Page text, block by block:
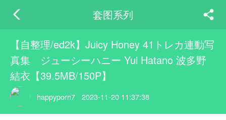
套图系列
【自整理/ed2k】Juicy Honey 41トレカ連動写
真集 ジューシーハニー Yui Hatano 波多野
結衣【39.5MB/150P】
happyporn7 2023-11-20 11:37:38